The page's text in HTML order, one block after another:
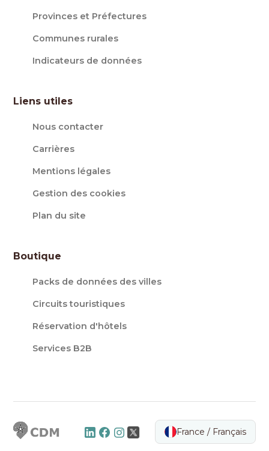
Provinces et Préfectures
Communes rurales
Indicateurs de données
Liens utiles
Nous contacter
Carrières
Mentions légales
Gestion des cookies
Plan du site
Boutique
Packs de données des villes
Circuits touristiques
Réservation d'hôtels
Services B2B
France / Français